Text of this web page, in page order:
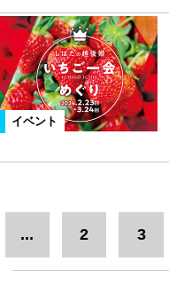
イベント
... 2 3